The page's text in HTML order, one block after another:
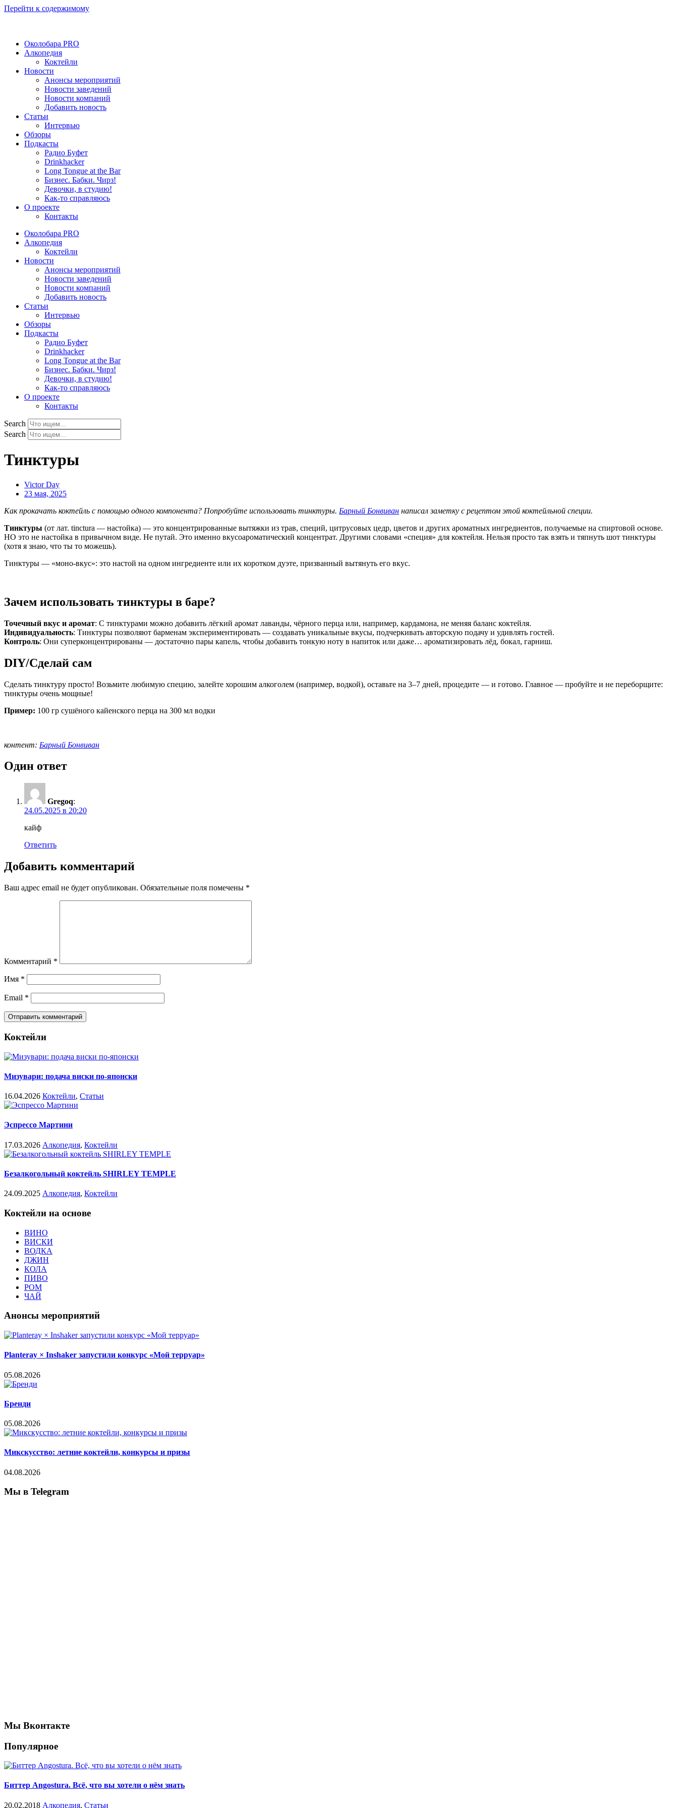
Перейти к содержимому
Околобара PRO
Алкопедия
Коктейли
Новости
Анонсы мероприятий
Новости заведений
Новости компаний
Добавить новость
Статьи
Интервью
Обзоры
Подкасты
Радио Буфет
Drinkhacker
Long Tongue at the Bar
Бизнес. Бабки. Чирз!
Девочки, в студию!
Как-то справляюсь
О проекте
Контакты
Околобара PRO
Алкопедия
Коктейли
Новости
Анонсы мероприятий
Новости заведений
Новости компаний
Добавить новость
Статьи
Интервью
Обзоры
Подкасты
Радио Буфет
Drinkhacker
Long Tongue at the Bar
Бизнес. Бабки. Чирз!
Девочки, в студию!
Как-то справляюсь
О проекте
Контакты
Search
Search
Тинктуры
Victor Day
23 мая, 2025
Как прокачать коктейль с помощью одного компонента? Попробуйте использовать тинктуры. Барный Бонвиван написал заметку с рецептом этой коктейльной специи.
Тинктуры (от лат. tinctura — настойка) — это концентрированные вытяжки из трав, специй, цитрусовых цедр, цветов и других ароматных ингредиентов, получаемые на спиртовой основе.
НО это не настойка в привычном виде. Не путай. Это именно вкусоароматический концентрат. Другими словами «специя» для коктейля. Нельзя просто так взять и тяпнуть шот тинктуры
(хотя я знаю, что ты то можешь).
Тинктуры — «моно-вкус»: это настой на одном ингредиенте или их коротком дуэте, призванный вытянуть его вкус.
Зачем использовать тинктуры в баре?
Точечный вкус и аромат: С тинктурами можно добавить лёгкий аромат лаванды, чёрного перца или, например, кардамона, не меняя баланс коктейля.
Индивидуальность: Тинктуры позволяют барменам экспериментировать — создавать уникальные вкусы, подчеркивать авторскую подачу и удивлять гостей.
Контроль: Они суперконцентрированы — достаточно пары капель, чтобы добавить тонкую ноту в напиток или даже… ароматизировать лёд, бокал, гарниш.
DIY/Сделай сам
Сделать тинктуру просто! Возьмите любимую специю, залейте хорошим алкоголем (например, водкой), оставьте на 3–7 дней, процедите — и готово. Главное — пробуйте и не переборщите:
тинктуры очень мощные!
Пример: 100 гр сушёного кайенского перца на 300 мл водки
контент: Барный Бонвиван
Один ответ
Gregoq:
24.05.2025 в 20:20
кайф
Ответить
Добавить комментарий
Ваш адрес email не будет опубликован. Обязательные поля помечены *
Комментарий *
Имя *
Email *
Коктейли
Мизувари: подача виски по-японски
16.04.2026 Коктейли, Статьи
Эспрессо Мартини
17.03.2026 Алкопедия, Коктейли
Безалкогольный коктейль SHIRLEY TEMPLE
24.09.2025 Алкопедия, Коктейли
Коктейли на основе
ВИНО
ВИСКИ
ВОДКА
ДЖИН
КОЛА
ПИВО
РОМ
ЧАЙ
Анонсы мероприятий
Planteray × Inshaker запустили конкурс «Мой терруар»
05.08.2026
Бренди
05.08.2026
Микскусство: летние коктейли, конкурсы и призы
04.08.2026
Мы в Telegram
Мы Вконтакте
Популярное
Биттер Angostura. Всё, что вы хотели о нём знать
20.02.2018 Алкопедия, Статьи